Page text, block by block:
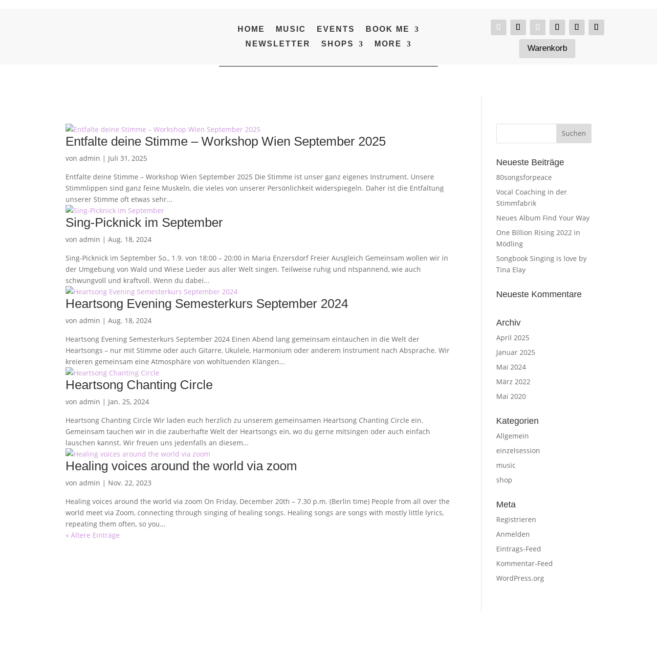
HOME MUSIC EVENTS
BOOK ME
NEWSLETTER
SHOPS MORE Warenkorb
Entfalte deine Stimme – Workshop Wien September 2025
vonadmin | Juli 31, 2025
Entfalte deine Stimme – Workshop Wien September 2025 Die Stimme ist unser ganz eigenes Instrument. Unsere
Stimmlippen sind ganz feine Muskeln, die vieles von unserer Persönlichkeit widerspiegeln. Daher ist die Entfaltung
unserer Stimme oft etwas sehr...
Sing-Picknick im September
vonadmin |Aug. 18, 2024
Sing-Picknick im September So., 1.9. von 18:00 – 20:00 in Maria Enzersdorf Freier Ausgleich Gemeinsam wollen wir in
der Umgebung von Wald und Wiese Lieder aus aller Welt singen. Teilweise ruhig und ntspannend, wie auch
schwungvoll und kraftvoll. Wenn du dabei...
Heartsong Evening Semesterkurs September 2024
vonadmin |Aug. 18, 2024
Heartsong Evening Semesterkurs September 2024 Einen Abend lang gemeinsam eintauchen in die Welt der
Heartsongs – nur mit Stimme oder auch Gitarre, Ukulele, Harmonium oder anderem Instrument nach Absprache. Wir
kreieren gemeinsam eine Atmosphäre von wohltuenden Klängen...
Heartsong Chanting Circle
vonadmin | Jan. 25, 2024
Heartsong Chanting Circle Wir laden euch herzlich zu unserem gemeinsamen Heartsong Chanting Circle ein.
Gemeinsam tauchen wir in die zauberhafte Welt der Heartsongs ein, wo du gerne mitsingen oder auch einfach
lauschen kannst. Wir freuen uns jedenfalls an diesem...
Healing voices around the world via zoom
vonadmin | Nov. 22, 2023
Healing voices around the world via zoom On Friday, December 20th – 7.30 p.m. (Berlin time) People from all over the
world meet via Zoom, connecting through singing of healing songs. Healing songs are songs with mostly little lyrics,
repeating them often, so you...
« Ältere Einträge
Neueste Beiträge
80songsforpeace
Vocal Coaching in der
Stimmfabrik
Neues Album Find Your Way
One Billion Rising 2022 in
Mödling
Songbook Singing is love by
Tina Elay
Neueste Kommentare
Archiv
April 2025
Januar 2025
Mai 2024
März 2022
Mai 2020
Kategorien
Allgemein
einzelsession
music
shop
Meta
Registrieren
Anmelden
Eintrags-Feed
Kommentar-Feed
WordPress.org